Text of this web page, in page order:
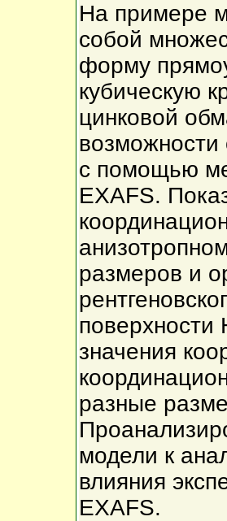
На примере
собой
форму
кубическую
цинковой
с помощью
EXAFS.
размеров и
значения
разные
модели к
влияния
EXAFS.